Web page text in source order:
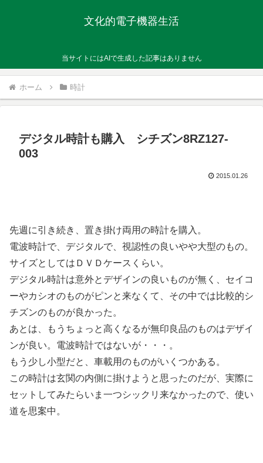
文化的電子機器生活
当サイトにはAIで生成した記事はありません
ホーム 時計
デジタル時計も購入 シチズン8RZ127-
003
2015.01.26
先週に引き続き、置き掛け両用の時計を購入。
電波時計で、デジタルで、視認性の良いやや大型のもの。
サイズとしてはＤＶＤケースくらい。
デジタル時計は意外とデザインの良いものが無く、セイコ
ーやカシオのものがピンと来なくて、その中では比較的シ
チズンのものが良かった。
あとは、もうちょっと高くなるが無印良品のものはデザイ
ンが良い。電波時計ではないが・・・。
もう少し小型だと、車載用のものがいくつかある。
この時計は玄関の内側に掛けようと思ったのだが、実際に
セットしてみたらいま一つシックリ来なかったので、使い
道を思案中。